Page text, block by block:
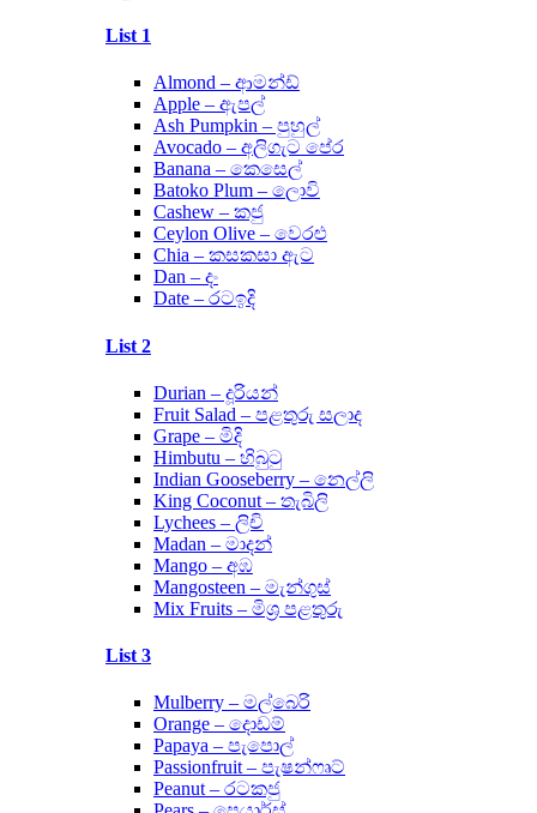
List 1
Almond – ආමන්ඩ්
Apple – ඇපල්
Ash Pumpkin – පුහුල්
Avocado – අලිගැට පේර
Banana – කෙසෙල්
Batoko Plum – ලොවි
Cashew – කජු
Ceylon Olive – වෙරළු
Chia – කසකසා ඇට
Dan – දං
Date – රටඉදි
List 2
Durian – දූරියන්
Fruit Salad – පළතුරු සලාද
Grape – මිදි
Himbutu – හිබුටු
Indian Gooseberry – නෙල්ලි
King Coconut – තැබිලි
Lychees – ලිචි
Madan – මාදන්
Mango – අඹ
Mangosteen – මැන්ගුස්
Mix Fruits – මිශ්‍ර පළතුරු
List 3
Mulberry – මල්බෙරි
Orange – දොඩම්
Papaya – පැපොල්
Passionfruit – පැෂන්ෆෘට්
Peanut – රටකජු